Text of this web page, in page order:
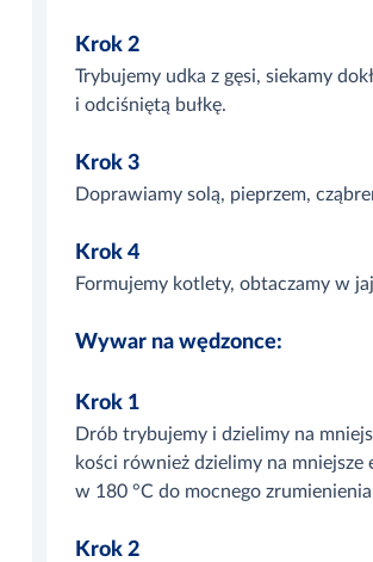
Krok 2
Trybujemy udka z gęsi, siekamy
i odciśniętą bułkę.
Krok 3
Doprawiamy solą, pieprzem,
Krok 4
Formujemy kotlety, obtaczamy w
Wywar na wędzonce:
Krok 1
Drób trybujemy i dzielimy na
kości również dzielimy na mniejsze
w 180 °C do mocnego
Krok 2